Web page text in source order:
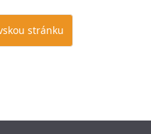
stránku